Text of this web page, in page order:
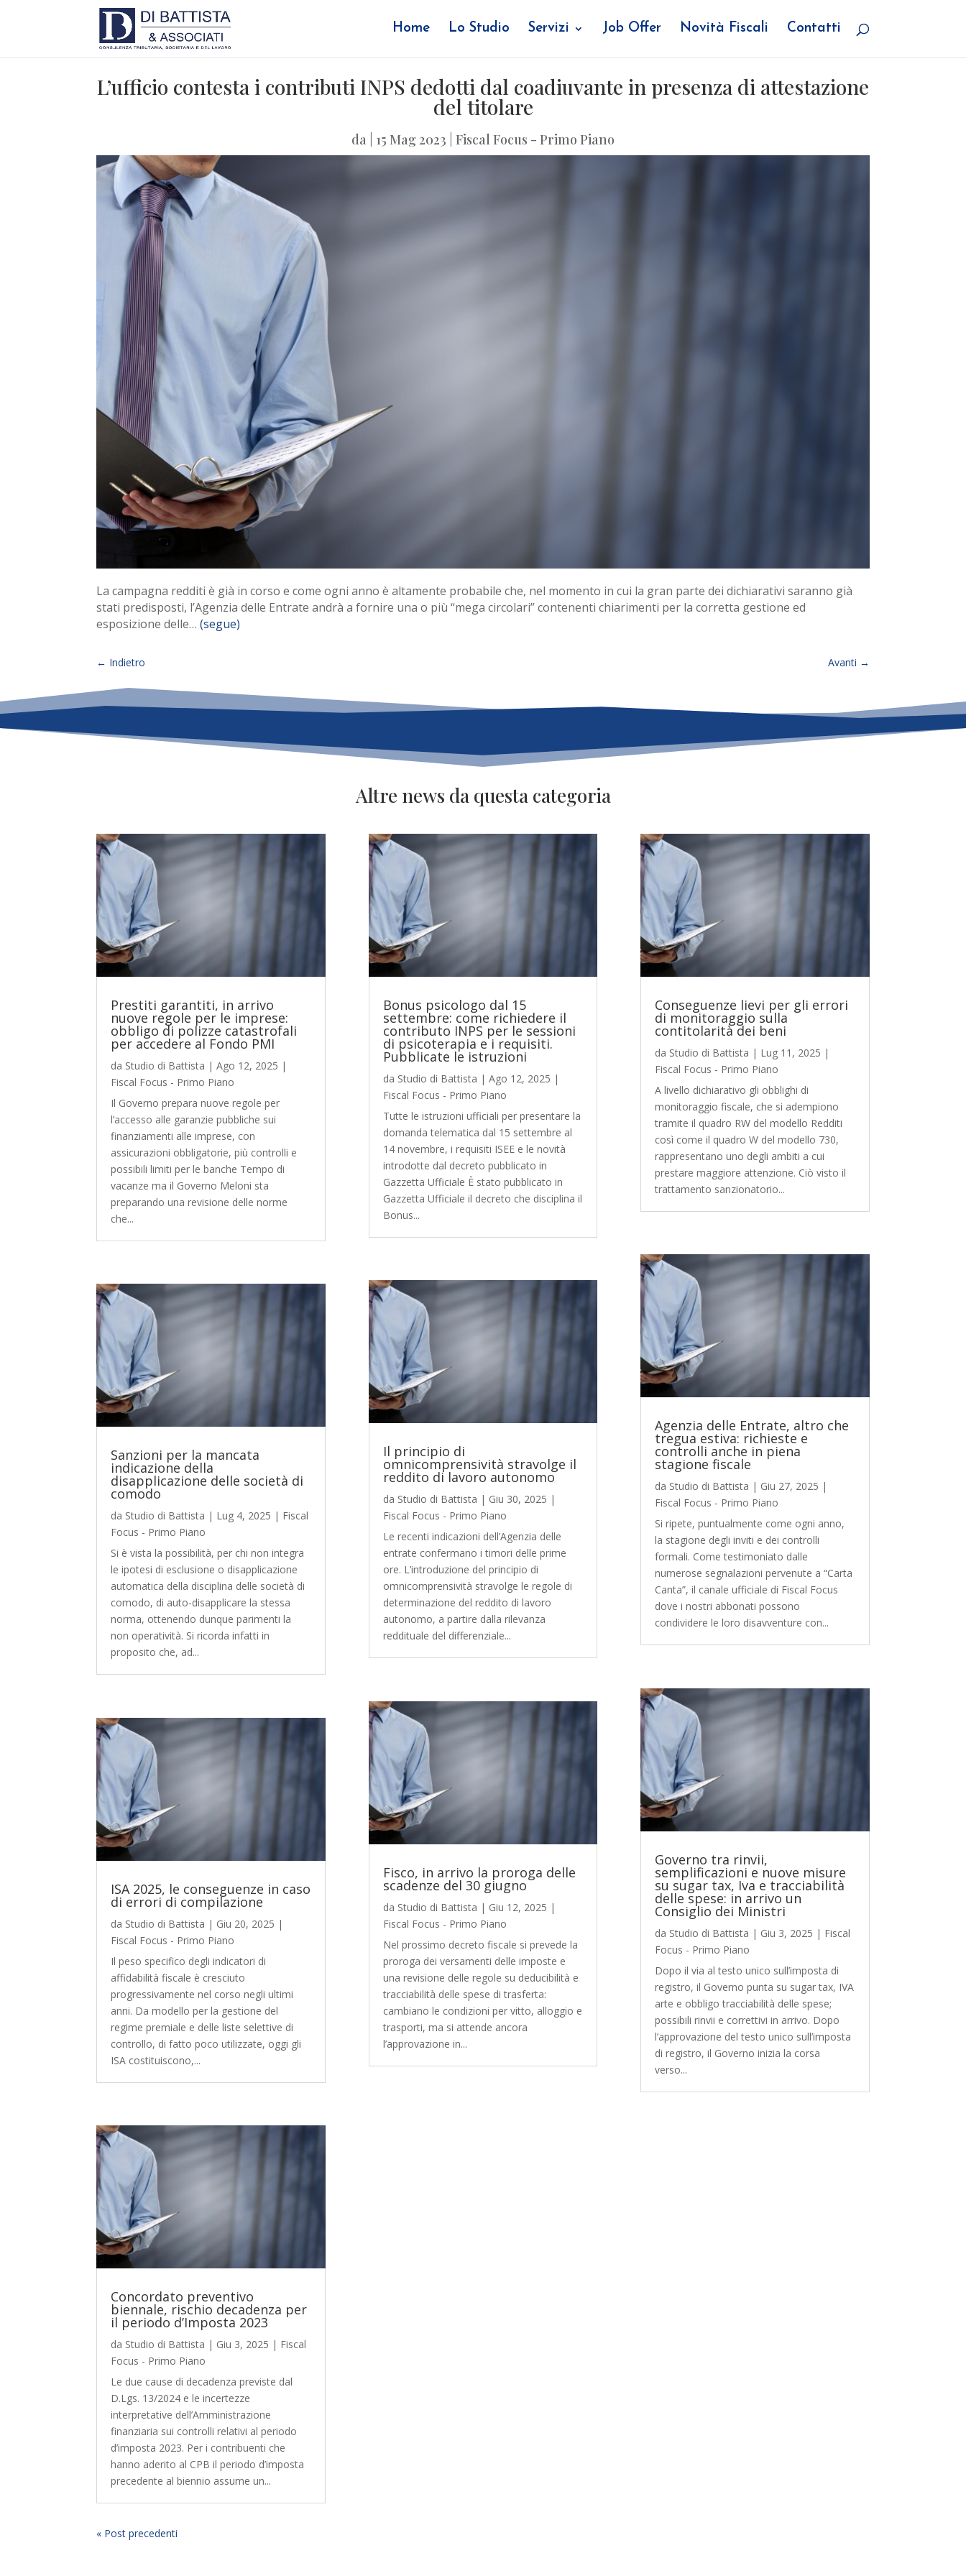
Home Lo Studio Servizi Job Offer Novità Fiscali Contatti
L’ufficio contesta i contributi INPS dedotti dal coadiuvante in presenza di attestazione
del titolare
da 15 Mag 2023 Fiscal Focus - Primo Piano
La campagna redditi è già in corso e come ogni anno è altamente probabile che, nel momento in cui la gran parte dei dichiarativi saranno già
stati predisposti, l’Agenzia delle Entrate andrà a fornire una o più “mega circolari” contenenti chiarimenti per la corretta gestione ed
esposizione delle…(segue)
← Indietro Avanti →
Altre news da questa categoria
Prestiti garantiti, in arrivo
nuove regole per le imprese:
obbligo di polizze catastrofali
per accedere al Fondo PMI
da Studio di Battista |Ago 12, 2025 |
Fiscal Focus - Primo Piano
Il Governo prepara nuove regole per
l’accesso alle garanzie pubbliche sui
finanziamenti alle imprese, con
assicurazioni obbligatorie, più controlli e
possibili limiti per le banche Tempo di
vacanze ma il Governo Meloni sta
preparando una revisione delle norme
che...
Sanzioni per la mancata
indicazione della
disapplicazione delle società di
comodo
da Studio di Battista | Lug 4, 2025 | Fiscal
Focus - Primo Piano
Si è vista la possibilità, per chi non integra
le ipotesi di esclusione o disapplicazione
automatica della disciplina delle società di
comodo, di auto-disapplicare la stessa
norma, ottenendo dunque parimenti la
non operatività. Si ricorda infatti in
proposito che, ad...
ISA 2025, le conseguenze in caso
di errori di compilazione
da Studio di Battista | Giu 20, 2025 |
Fiscal Focus - Primo Piano
Il peso specifico degli indicatori di
affidabilità fiscale è cresciuto
progressivamente nel corso negli ultimi
anni. Da modello per la gestione del
regime premiale e delle liste selettive di
controllo, di fatto poco utilizzate, oggi gli
ISA costituiscono,...
Concordato preventivo
biennale, rischio decadenza per
il periodo d’Imposta 2023
da Studio di Battista | Giu 3, 2025 | Fiscal
Focus - Primo Piano
Le due cause di decadenza previste dal
D.Lgs. 13/2024 e le incertezze
interpretative dell’Amministrazione
finanziaria sui controlli relativi al periodo
d’imposta 2023. Per i contribuenti che
hanno aderito al CPB il periodo d’imposta
precedente al biennio assume un...
Bonus psicologo dal 15
settembre: come richiedere il
contributo INPS per le sessioni
di psicoterapia e i requisiti.
Pubblicate le istruzioni
da Studio di Battista | Ago 12, 2025 |
Fiscal Focus - Primo Piano
Tutte le istruzioni ufficiali per presentare la
domanda telematica dal 15 settembre al
14 novembre, i requisiti ISEE e le novità
introdotte dal decreto pubblicato in
Gazzetta Ufficiale È stato pubblicato in
Gazzetta Ufficiale il decreto che disciplina il
Bonus...
Il principio di
omnicomprensività stravolge il
reddito di lavoro autonomo
da Studio di Battista | Giu 30, 2025 |
Fiscal Focus - Primo Piano
Le recenti indicazioni dell’Agenzia delle
entrate confermano i timori delle prime
ore. L’introduzione del principio di
omnicomprensività stravolge le regole di
determinazione del reddito di lavoro
autonomo, a partire dalla rilevanza
reddituale del differenziale...
Fisco, in arrivo la proroga delle
scadenze del 30 giugno
da Studio di Battista | Giu 12, 2025 |
Fiscal Focus - Primo Piano
Nel prossimo decreto fiscale si prevede la
proroga dei versamenti delle imposte e
una revisione delle regole su deducibilità e
tracciabilità delle spese di trasferta:
cambiano le condizioni per vitto, alloggio e
trasporti, ma si attende ancora
l’approvazione in...
Conseguenze lievi per gli errori
di monitoraggio sulla
contitolarità dei beni
da Studio di Battista | Lug 11, 2025 |
Fiscal Focus - Primo Piano
A livello dichiarativo gli obblighi di
monitoraggio fiscale, che si adempiono
tramite il quadro RW del modello Redditi
così come il quadro W del modello 730,
rappresentano uno degli ambiti a cui
prestare maggiore attenzione. Ciò visto il
trattamento sanzionatorio...
Agenzia delle Entrate, altro che
tregua estiva: richieste e
controlli anche in piena
stagione fiscale
da Studio di Battista | Giu 27, 2025 |
Fiscal Focus - Primo Piano
Si ripete, puntualmente come ogni anno,
la stagione degli inviti e dei controlli
formali. Come testimoniato dalle
numerose segnalazioni pervenute a “Carta
Canta”, il canale ufficiale di Fiscal Focus
dove i nostri abbonati possono
condividere le loro disavventure con...
Governo tra rinvii,
semplificazioni e nuove misure
su sugar tax, Iva e tracciabilità
delle spese: in arrivo un
Consiglio dei Ministri
da Studio di Battista | Giu 3, 2025 | Fiscal
Focus - Primo Piano
Dopo il via al testo unico sull’imposta di
registro, il Governo punta su sugar tax, IVA
arte e obbligo tracciabilità delle spese;
possibili rinvii e correttivi in arrivo. Dopo
l’approvazione del testo unico sull’imposta
di registro, il Governo inizia la corsa
verso...
« Post precedenti